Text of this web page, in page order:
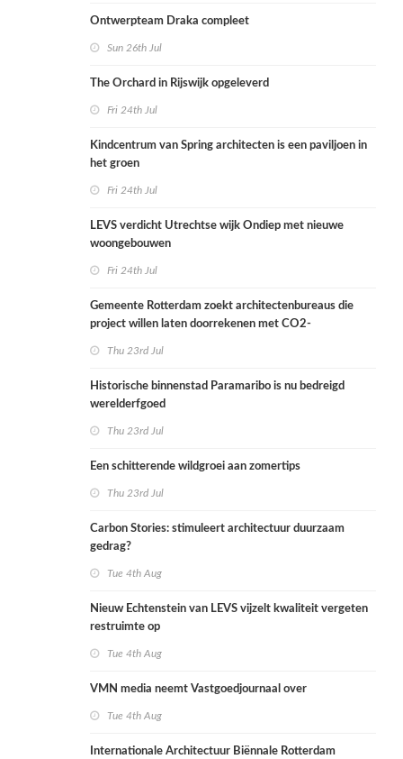
Ontwerpteam Draka compleet
Sun 26th Jul
The Orchard in Rijswijk opgeleverd
Fri 24th Jul
Kindcentrum van Spring architecten is een paviljoen in
het groen
Fri 24th Jul
LEVS verdicht Utrechtse wijk Ondiep met nieuwe
woongebouwen
Fri 24th Jul
Gemeente Rotterdam zoekt architectenbureaus die
project willen laten doorrekenen met CO2-
Thu 23rd Jul
Historische binnenstad Paramaribo is nu bedreigd
werelderfgoed
Thu 23rd Jul
Een schitterende wildgroei aan zomertips
Thu 23rd Jul
Carbon Stories: stimuleert architectuur duurzaam
gedrag?
Tue 4th Aug
Nieuw Echtenstein van LEVS vijzelt kwaliteit vergeten
restruimte op
Tue 4th Aug
VMN media neemt Vastgoedjournaal over
Tue 4th Aug
Internationale Architectuur Biënnale Rotterdam